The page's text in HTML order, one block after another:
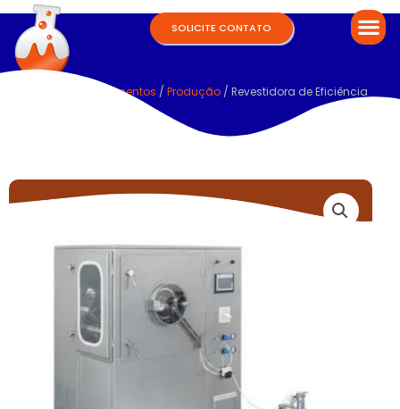
SOLICITE CONTATO
Equipamentos / Produção/ Revestidora de Eficiência